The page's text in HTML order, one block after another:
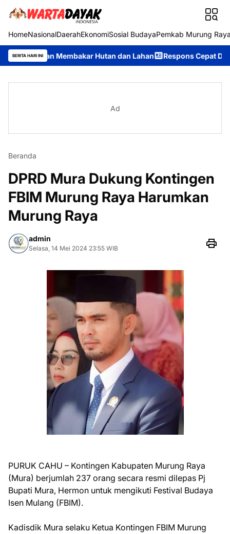
HomeNasionalDaerahEkonomiSosial BudayaPemkab Murung
BERITA HARI INI
Membakar Hutan dan Lahan Respons Cepat Ditsamapta
Ad
Beranda
DPRD Mura Dukung Kontingen
FBIM Murung Raya Harumkan
Murung Raya
admin
Selasa, 14 Mei 2024 23:55 WIB
PURUK CAHU – Kontingen Kabupaten Murung Raya
(Mura) berjumlah 237 orang secara resmi dilepas Pj
Bupati Mura, Hermon untuk mengikuti Festival Budaya
Isen Mulang (FBIM).
Kadisdik Mura selaku Ketua Kontingen FBIM Murung